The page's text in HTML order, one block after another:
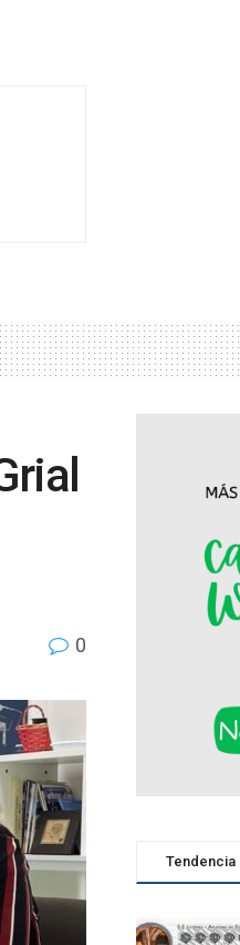
0
Tendencia